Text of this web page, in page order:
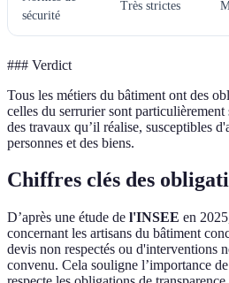
sécurité
Très strictes
### Verdict
Tous les métiers du bâtiment ont des
celles du serrurier sont
des travaux qu’il réalise, susceptibles
personnes et des biens.
Chiffres clés des
D’après une étude de l'INSEE en
concernant les artisans du bâtiment
devis non respectés ou d'interventions
convenu. Cela souligne l’importance